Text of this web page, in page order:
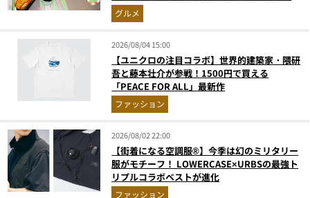
奮間違いなし
グルメ
2026/08/04 15:00
【ユニクロの注目コラボ】世界的建築家・隈研
吾と藤本壮介が参戦！1500円で買える
「PEACE FOR ALL」最新作
ファッション
2026/08/02 22:00
【街着になる空調服®】今季は幻のミリタリー
服がモチーフ！ LOWERCASE×URBSの最強ト
リプルコラボベストが進化
ファッション